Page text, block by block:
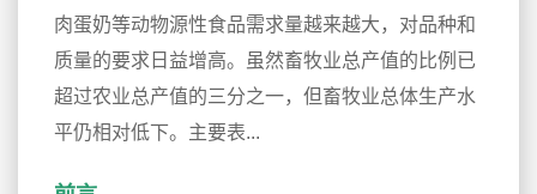
肉蛋奶等动物源性食品需求量越来越大，对品种和
质量的要求日益增高。虽然畜牧业总产值的比例已
超过农业总产值的三分之一，但畜牧业总体生产水
平仍相对低下。主要表...